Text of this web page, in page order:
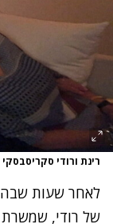
רינת ורודי
לאחר שעות
של רודי, שמשרת